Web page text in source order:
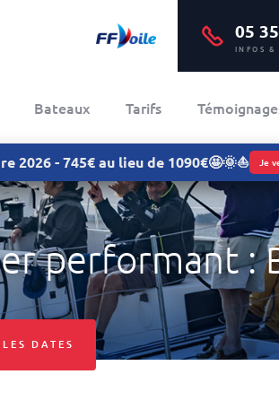
05
INFOS &
Bateaux Tarifs
2026 - 745€ au lieu de 1090€🤩🌞⛵ Je
performant :
DATES